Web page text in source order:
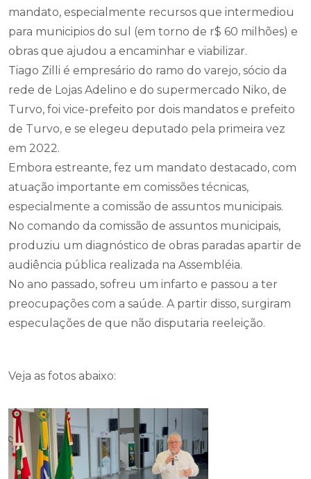
mandato, especialmente recursos que intermediou
para municipios do sul (em torno de r$ 60 milhões) e
obras que ajudou a encaminhar e viabilizar.
Tiago Zilli é empresário do ramo do varejo, sócio da
rede de Lojas Adelino e do supermercado Niko, de
Turvo, foi vice-prefeito por dois mandatos e prefeito
de Turvo, e se elegeu deputado pela primeira vez
em 2022.
Embora estreante, fez um mandato destacado, com
atuação importante em comissões técnicas,
especialmente a comissão de assuntos municipais.
No comando da comissão de assuntos municipais,
produziu um diagnóstico de obras paradas apartir de
audiência pública realizada na Assembléia.
No ano passado, sofreu um infarto e passou a ter
preocupações com a saúde. A partir disso, surgiram
especulações de que não disputaria reeleição.
Veja as fotos abaixo: